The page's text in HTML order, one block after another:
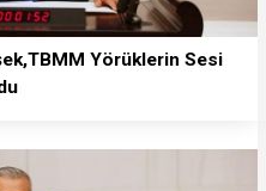
Yörüklerin Sesi